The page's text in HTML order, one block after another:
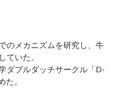
のメカニズムを研究し、牛
ていた。
ダブルダッチサークル「D-
た。